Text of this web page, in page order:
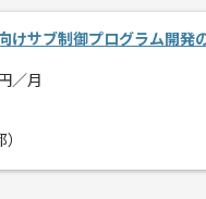
のコ
レバテック実績あり
C言語スキルを生かし
けサブ制御プログラム開発
円／月